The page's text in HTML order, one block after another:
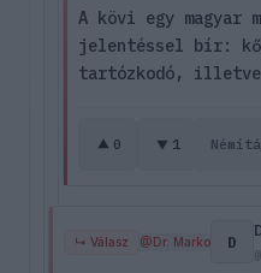
A kövi egy magyar
jelentéssel bír:
tartózkodó, illetve
0 1
↳ Válasz @Dr. Marko D